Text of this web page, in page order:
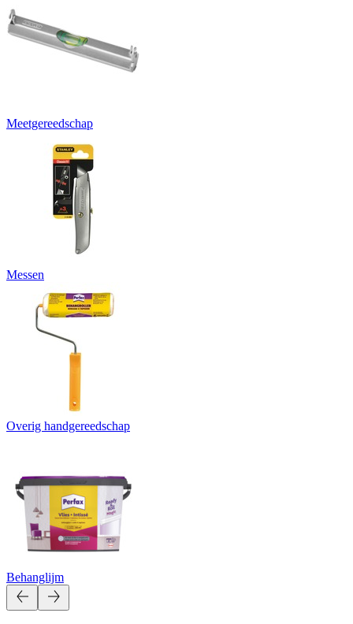
Meetgereedschap
Messen
Overig handgereedschap
Behanglijm